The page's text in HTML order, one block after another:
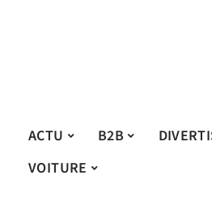
ACTU B2B
VOITURE